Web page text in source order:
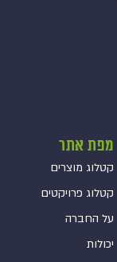
מפת אתר
קטלוג מוצרים
קטלוג פרויקטים
על החברה
יכולות